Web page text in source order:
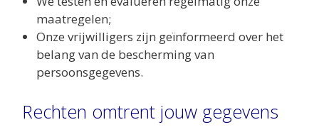
maatregelen;
Onze vrijwilligers zijn geïnformeerd over het
belang van de bescherming van
persoonsgegevens.
Rechten omtrent jouw gegevens